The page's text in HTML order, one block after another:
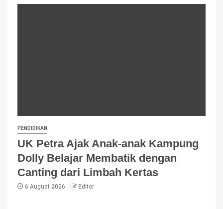
PENDIDIKAN
UK Petra Ajak Anak-anak Kampung
Dolly Belajar Membatik dengan
Canting dari Limbah Kertas
6 August 2026 Editor